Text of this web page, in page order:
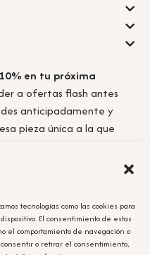
tecnologías como las cookies para
El consentimiento de estas
el comportamiento de navegación o
o retirar el consentimiento,
en tu próxima
a ofertas flash antes
anticipadamente y
pieza única a la que